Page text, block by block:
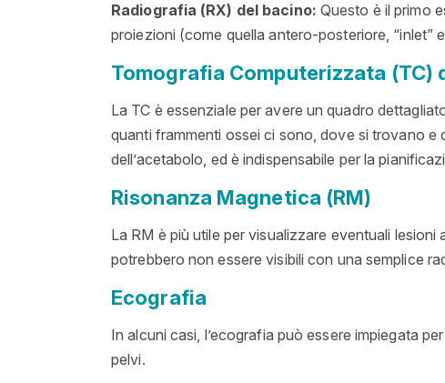
Radiografia (RX) del bacino: Questo è il primo
proiezioni (come quella antero-posteriore, “inlet”
Tomografia Computerizzata (TC)
La TC è essenziale per avere un quadro
quanti frammenti ossei ci sono, dove si trovano
dell’acetabolo, ed è indispensabile per la
Risonanza Magnetica (RM)
La RM è più utile per visualizzare eventuali
potrebbero non essere visibili con una semplice
Ecografia
In alcuni casi, l’ecografia può essere impiegata
pelvi.